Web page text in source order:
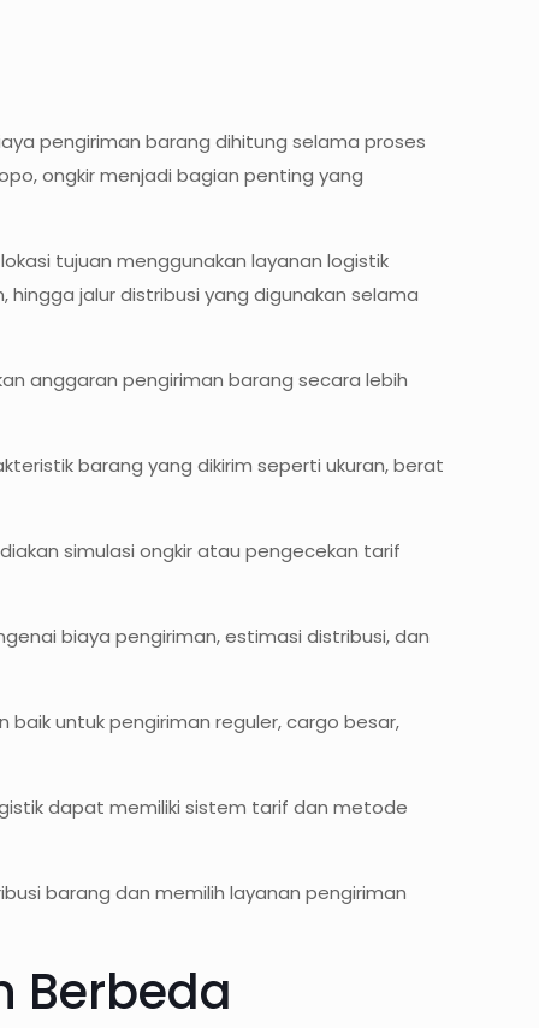
pengiriman barang dihitung selama proses
ongkir menjadi bagian penting yang
tujuan menggunakan layanan logistik
jalur distribusi yang digunakan selama
anggaran pengiriman barang secara lebih
barang yang dikirim seperti ukuran, berat
simulasi ongkir atau pengecekan tarif
biaya pengiriman, estimasi distribusi, dan
untuk pengiriman reguler, cargo besar,
dapat memiliki sistem tarif dan metode
barang dan memilih layanan pengiriman
Berbeda